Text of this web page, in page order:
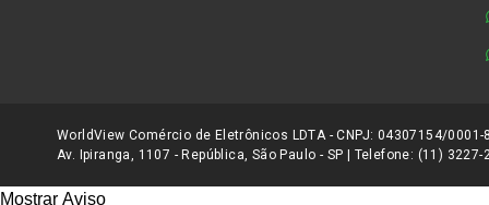
WorldView Comércio de Eletrônicos LDTA - CNPJ: 04307154/0001-
Av. Ipiranga, 1107 - República, São Paulo - SP | Telefone: (11) 3227-
Mostrar Aviso